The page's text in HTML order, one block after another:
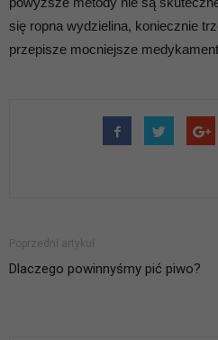
się ropna wydzielina, koniecznie
przepisze mocniejsze
Poprzedni artykuł
Dlaczego powinnyśmy pić piwo?